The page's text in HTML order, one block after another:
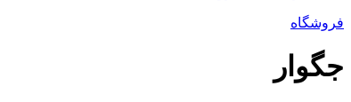
فروشگاه
جگوار